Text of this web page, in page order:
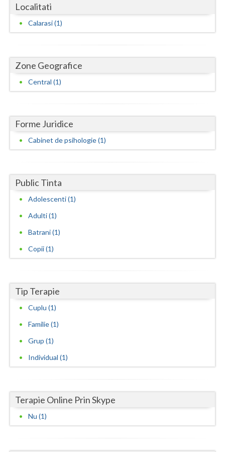
Ialomita
Iasi
Maramures
Mehedinti
Neamt
Prahova
Satu-Mare
Sibiu
Suceava
Timis
Vaslui
Localitati
Calarasi (1)
Zone Geografice
Central (1)
Forme Juridice
Cabinet de psihologie (1)
Public Tinta
Adolescenti (1)
Adulti (1)
Batrani (1)
Copii (1)
Tip Terapie
Cuplu (1)
Familie (1)
Grup (1)
Individual (1)
Terapie Online Prin Skype
Nu (1)